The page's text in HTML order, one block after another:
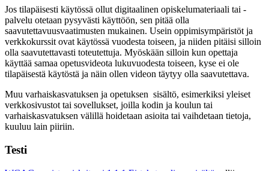
Jos tilapäisesti käytössä ollut digitaalinen opiskelumateriaali tai -
palvelu otetaan pysyvästi käyttöön, sen pitää olla
saavutettavuusvaatimusten mukainen. Usein oppimisympäristöt ja
verkkokurssit ovat käytössä vuodesta toiseen, ja niiden pitäisi silloin
olla saavutettavasti toteutettuja. Myöskään silloin kun opettaja
käyttää samaa opetusvideota lukuvuodesta toiseen, kyse ei ole
tilapäisestä käytöstä ja näin ollen videon täytyy olla saavutettava.
Muu varhaiskasvatuksen ja opetuksen sisältö, esimerkiksi yleiset
verkkosivustot tai sovellukset, joilla kodin ja koulun tai
varhaiskasvatuksen välillä hoidetaan asioita tai vaihdetaan tietoja,
kuuluu lain piiriin.
Testi